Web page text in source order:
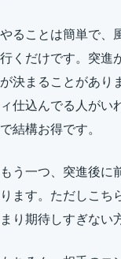
やることは簡単で、
行くだけです。突進
が決まることがあり
ィ仕込んでる人がい
で結構お得です。
もう一つ、突進後に
ります。ただしこち
まり期待しすぎない